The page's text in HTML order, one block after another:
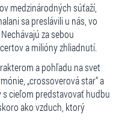
medzinárodných súťaží,
sa preslávili u nás, vo
za sebou
a milióny zhliadnutí.
a pohľadu na svet
„crossoverová star“ a
cieľom predstavovať hudbu
ako vzduch, ktorý